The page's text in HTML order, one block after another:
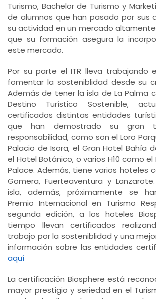
Turismo, Bachelor de Turismo y
de alumnos que han pasado por sus
su actividad en un mercado
que su formación asegura la
este mercado.
Por su parte el ITR lleva trabajando
fomentar la sosteniblidad desde su
Además de tener la isla de La Palma
Destino Turístico Sostenible,
certificados distintas entidades
que han demostrado su gran
responsabilidad, como son el Loro
Palacio de Isora, el Gran Hotel Bahía
el Hotel Botánico, o varios H10 como el
Palace. Además, tiene varios hoteles
Gomera, Fuerteaventura y
isla, además, próximamente se
Premio Internacional en Turismo
segunda edición, a los hoteles
tiempo llevan certificados
trabajo por la sosteniblidad y una
información sobre las entidades
aquí
La certificación Biosphere está
mayor prestigio y seriedad en el